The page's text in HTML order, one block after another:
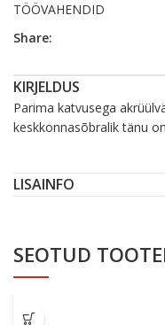
TÖÖVAHENDID
Share:
KIRJELDUS
Parima katvusega
keskkonnasõbralik tänu
LISAINFO
SEOTUD